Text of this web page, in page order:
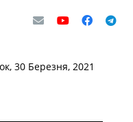
30 Березня, 2021